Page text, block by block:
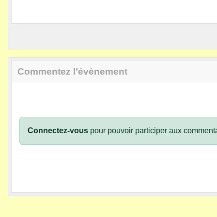
Commentez l’évènement
Connectez-vous pour pouvoir participer aux